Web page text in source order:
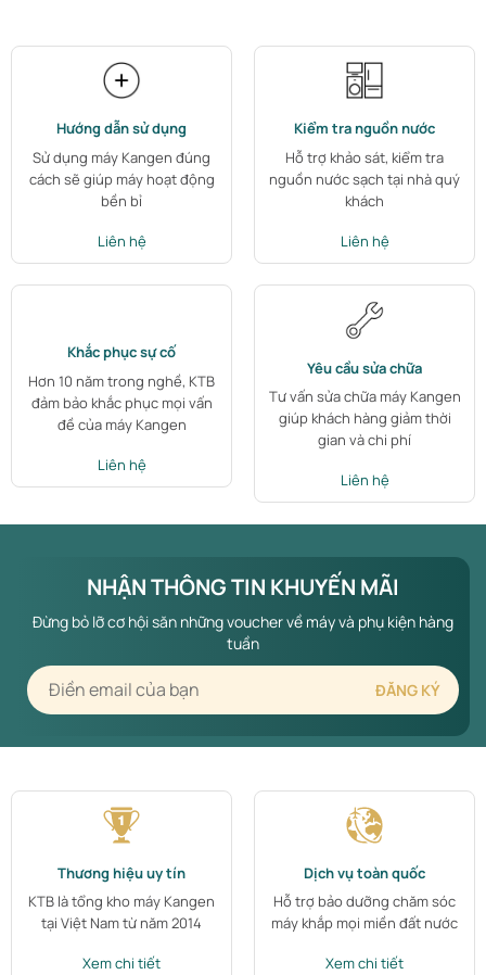
Hướng dẫn sử dụng
Sử dụng máy Kangen đúng
cách sẽ giúp máy hoạt động
bền bỉ
Liên hệ
Kiểm tra nguồn nước
Hỗ trợ khảo sát, kiểm tra
nguồn nước sạch tại nhà quý
khách
Liên hệ
Khắc phục sự cố
Hơn 10 năm trong nghề, KTB
đảm bảo khắc phục mọi vấn
đề của máy Kangen
Liên hệ
Yêu cầu sửa chữa
Tư vấn sửa chữa máy Kangen
giúp khách hàng giảm thời
gian và chi phí
Liên hệ
NHẬN THÔNG TIN KHUYẾN MÃI
Đừng bỏ lỡ cơ hội săn những voucher về máy và phụ kiện hàng
tuần
Thương hiệu uy tín
KTB là tổng kho máy Kangen
tại Việt Nam từ năm 2014
Xem chi tiết
Dịch vụ toàn quốc
Hỗ trợ bảo dưỡng chăm sóc
máy khắp mọi miền đất nước
Xem chi tiết